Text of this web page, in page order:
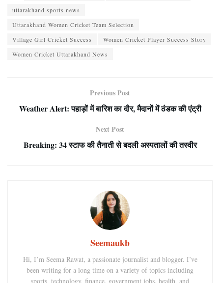
uttarakhand sports news
Uttarakhand Women Cricket Team Selection
Village Girl Cricket Success
Women Cricket Player Success Story
Women Cricket Uttarakhand News
Previous Post
Weather Alert: पहाड़ों में बारिश का दौर, मैदानों में ठंडक की एंट्री
Next Post
Breaking: 34 स्टाफ की तैनाती से बदली अस्पतालों की तस्वीर
Seemaukb
Hi, I’m Seema Rawat, a passionate journalist and blogger. I’ve
been writing for a long time on a variety of topics including
sports, technology, finance, government jobs, health, and